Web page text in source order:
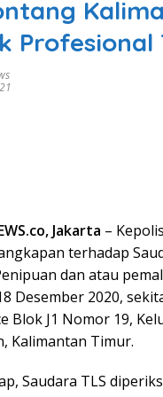
Profesional
Jakarta –
terhadap
dan atau
Desember 2020,
Blok J1 Nomor 19,
Kalimantan Timur.
Saudara TLS